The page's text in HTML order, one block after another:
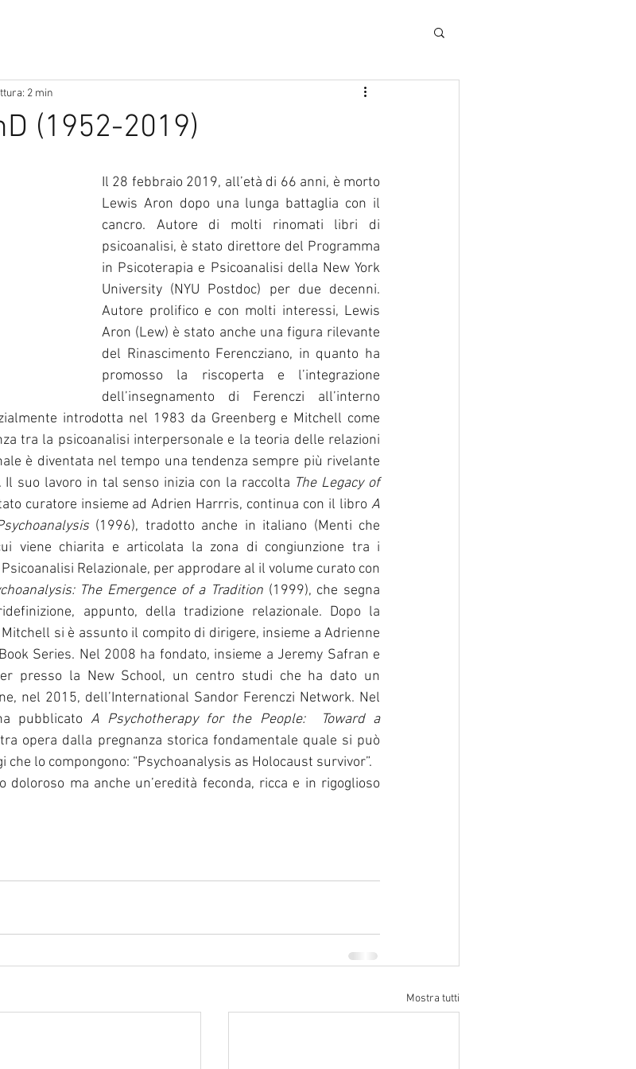
(1952-2019)
2 min
Il 28 febbraio 2019, all’età di 66 anni, è morto
Lewis Aron dopo una lunga battaglia con il
cancro. Autore di molti rinomati libri di
psicoanalisi, è stato direttore del Programma
in Psicoterapia e Psicoanalisi della New York
University (NYU Postdoc) per due decenni.
Autore prolifico e con molti interessi, Lewis
Aron (Lew) è stato anche una figura rilevante
del Rinascimento Ferencziano, in quanto ha
promosso la riscoperta e l’integrazione
dell’insegnamento di Ferenczi all’interno
introdotta nel 1983 da Greenberg e Mitchell come
tra la psicoanalisi interpersonale e la teoria delle relazioni
è diventata nel tempo una tendenza sempre più rivelante
Il suo lavoro in tal senso inizia con la raccolta The Legacy of
curatore insieme ad Adrien Harrris, continua con il libro A
(1996), tradotto anche in italiano (Menti che
viene chiarita e articolata la zona di congiunzione tra i
Relazionale, per approdare al il volume curato con
The Emergence of a Tradition (1999), che segna
appunto, della tradizione relazionale. Dopo la
si è assunto il compito di dirigere, insieme a Adrienne
Series. Nel 2008 ha fondato, insieme a Jeremy Safran e
presso la New School, un centro studi che ha dato un
nel 2015, dell’International Sandor Ferenczi Network. Nel
pubblicato A Psychotherapy for the People:  Toward a
opera dalla pregnanza storica fondamentale quale si può
lo compongono: “Psychoanalysis as Holocaust survivor”.
doloroso ma anche un’eredità feconda, ricca e in rigoglioso
Mostra tutti